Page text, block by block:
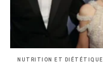
NUTRITION ET DIÉTÉTIQUE